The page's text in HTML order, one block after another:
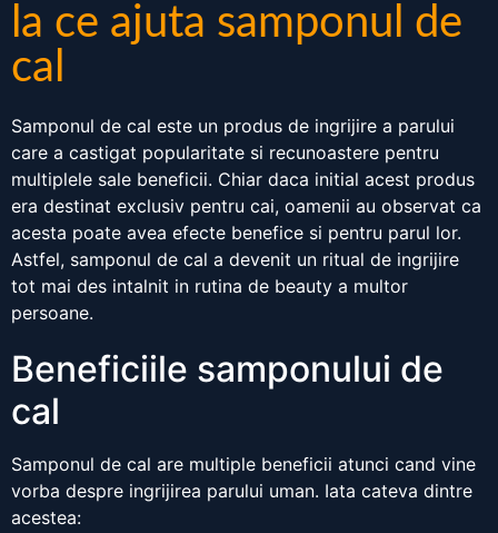
la ce ajuta samponul de
cal
Samponul de cal este un produs de ingrijire a parului
care a castigat popularitate si recunoastere pentru
multiplele sale beneficii. Chiar daca initial acest produs
era destinat exclusiv pentru cai, oamenii au observat ca
acesta poate avea efecte benefice si pentru parul lor.
Astfel, samponul de cal a devenit un ritual de ingrijire
tot mai des intalnit in rutina de beauty a multor
persoane.
Beneficiile samponului de
cal
Samponul de cal are multiple beneficii atunci cand vine
vorba despre ingrijirea parului uman. Iata cateva dintre
acestea: